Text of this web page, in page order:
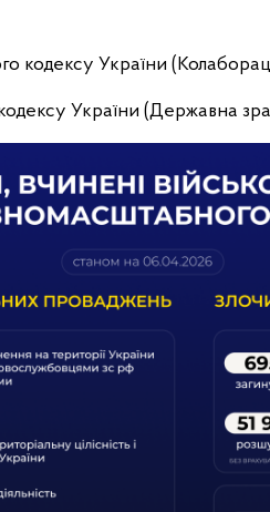
кодексу України
України (Державна